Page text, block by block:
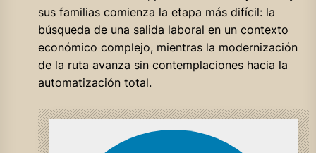
sus familias comienza la etapa más difícil: la
búsqueda de una salida laboral en un contexto
económico complejo, mientras la modernización
de la ruta avanza sin contemplaciones hacia la
automatización total.